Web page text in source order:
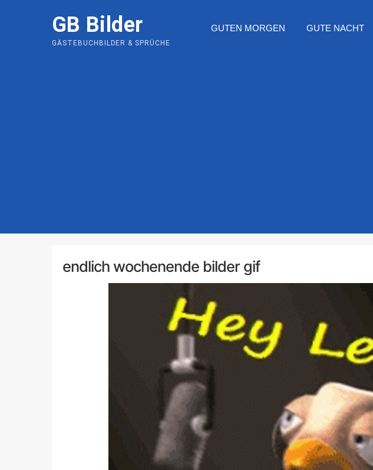
GB Bilder
GÄSTEBUCHBILDER & SPRÜCHE
GUTEN MORGEN GUTE NACHT
endlich wochenende bilder gif